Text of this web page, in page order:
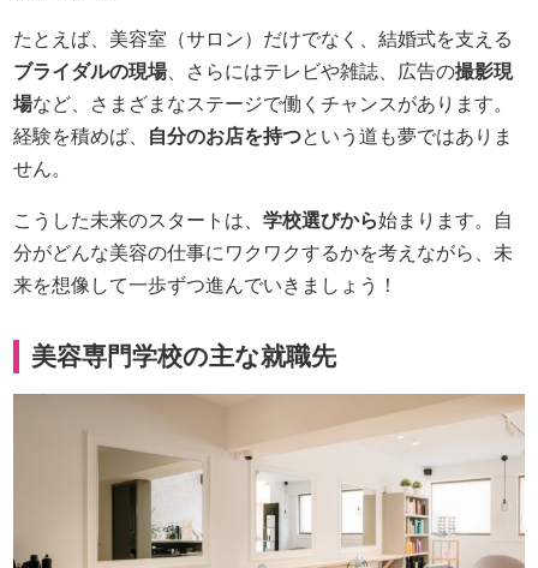
たとえば、美容室（サロン）だけでなく、結婚式を支える
ブライダルの現場、さらにはテレビや雑誌、広告の撮影現
場など、さまざまなステージで働くチャンスがあります。
経験を積めば、
自分のお店を持つという道も夢ではありま
せん。
こうした未来のスタートは、学校選びから始まります。自
分がどんな美容の仕事にワクワクするかを考えながら、未
来を想像して一歩ずつ進んでいきましょう！
美容専門学校の主な就職先